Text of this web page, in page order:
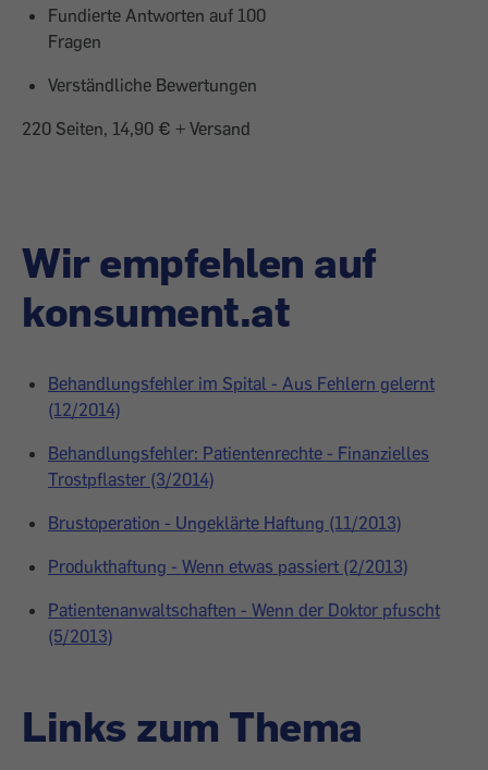
Fundierte Antworten auf 100
Fragen
Verständliche Bewertungen
220 Seiten, 14,90 € + Versand
Wir empfehlen auf
konsument.at
Behandlungsfehler im Spital - Aus Fehlern gelernt
(12/2014)
Behandlungsfehler: Patientenrechte - Finanzielles
Trostpflaster (3/2014)
Brustoperation - Ungeklärte Haftung (11/2013)
Produkthaftung - Wenn etwas passiert (2/2013)
Patientenanwaltschaften - Wenn der Doktor pfuscht
(5/2013)
Links zum Thema